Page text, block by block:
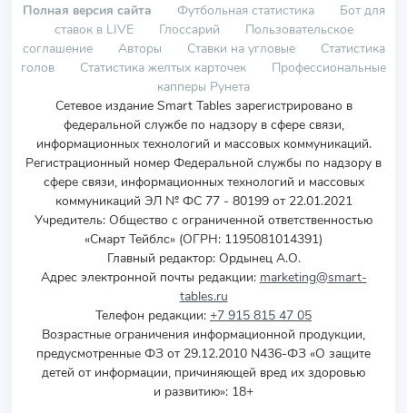
Полная версия сайта Футбольная статистика
Бот для
ставок в LIVE
Глоссарий
Пользовательское
соглашение
Авторы Ставки на угловые
Статистика
голов
Статистика желтых карточек
Профессиональные
капперы Рунета
Сетевое издание Smart Tables зарегистрировано в
федеральной службе по надзору в сфере связи,
информационных технологий и массовых коммуникаций.
Регистрационный номер Федеральной службы по надзору в
сфере связи, информационных технологий и массовых
коммуникаций ЭЛ № ФС 77 - 80199 от 22.01.2021
Учредитель: Общество с ограниченной ответственностью
«Смарт Тейблс» (ОГРН: 1195081014391)
Главный редактор: Ордынец А.О.
Адрес электронной почты редакции: marketing@smart-
tables.ru
Телефон редакции: +7 915 815 47 05
Возрастные ограничения информационной продукции,
предусмотренные ФЗ от 29.12.2010 N436-ФЗ «О защите
детей от информации, причиняющей вред их здоровью
и развитию»: 18+